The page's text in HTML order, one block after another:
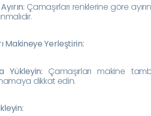
Çamaşırları renklerine göre
Makineye Yerleştirin:
Yükleyin: Çamaşırları makine
dikkat edin.